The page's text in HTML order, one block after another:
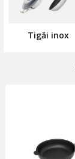
Tigăi inox